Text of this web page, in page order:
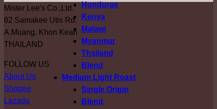
Honduras
Kenya
Malawi
Myanmar
Thailand
Blend
Medium Light Roast
Single Origin
Blend
Mister Lee's Co.,Ltd.
82 Samakee Utis Rd.
A.Muang, Khon Kean
THAILAND
FOLLOW US
About Us
Shopee
Lazada